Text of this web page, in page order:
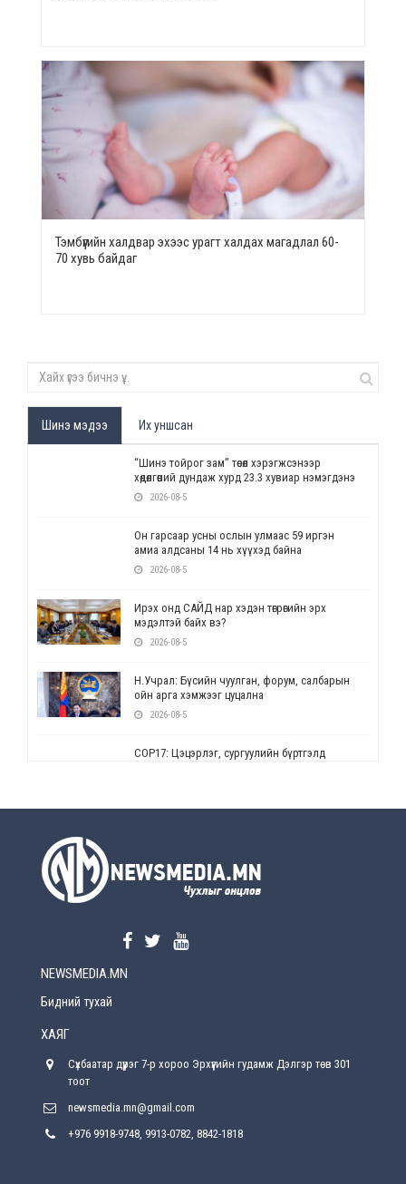
Тэмбүүгийн халдвар эхээс урагт халдах магадлал 60-
70 хувь байдаг
Шинэ мэдээ Их уншсан
“Шинэ тойрог зам” төсөл хэрэгжсэнээр
хөдөлгөөний дундаж хурд 23.3 хувиар нэмэгдэнэ
2026-08-5
Он гарсаар усны ослын улмаас 59 иргэн
амиа алдсаны 14 нь хүүхэд байна
2026-08-5
Ирэх онд САЙД нар хэдэн төгрөгийн эрх
мэдэлтэй байх вэ?
2026-08-5
Н.Учрал: Бүсийн чуулган, форум, салбарын
ойн арга хэмжээг цуцална
2026-08-5
СОР17: Цэцэрлэг, сургуулийн бүртгэлд
2026-08-5
2026-08-5
хүрсэн өгөөжөөрөө ажлаа үнэлж, хэрэгжилтээ
Улсын онцгой комисс өвөлжилтийн бэлтгэл,
NEWSMEDIA.MN
Бидний тухай
ХАЯГ
Сүхбаатар дүүрэг 7-р хороо Эрхүүгийн гудамж Дэлгэр төв 301
тоот
newsmedia.mn@gmail.com
+976 9918-9748, 9913-0782, 8842-1818